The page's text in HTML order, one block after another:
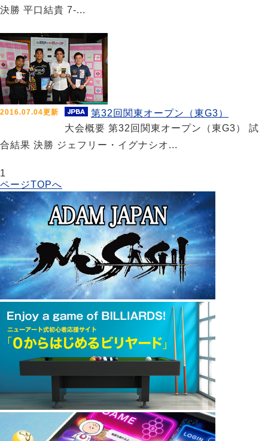
決勝 平口結貴 7-...
2016.07.04更新
第32回関東オープン（東G3）
大会概要 第32回関東オープン（東G3） 試
合結果 決勝 ジェフリー・イグナシオ...
1
ページTOPへ